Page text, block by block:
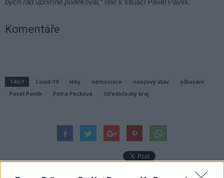
bych rád upřímně poděkoval,“ řekl k situaci Pavel Pavlík.
Komentáře
TAGY Covid-19 léky nemocnice nouzový stav
očkování
Pavel Pavlík
Petra Pecková Středočeský kraj